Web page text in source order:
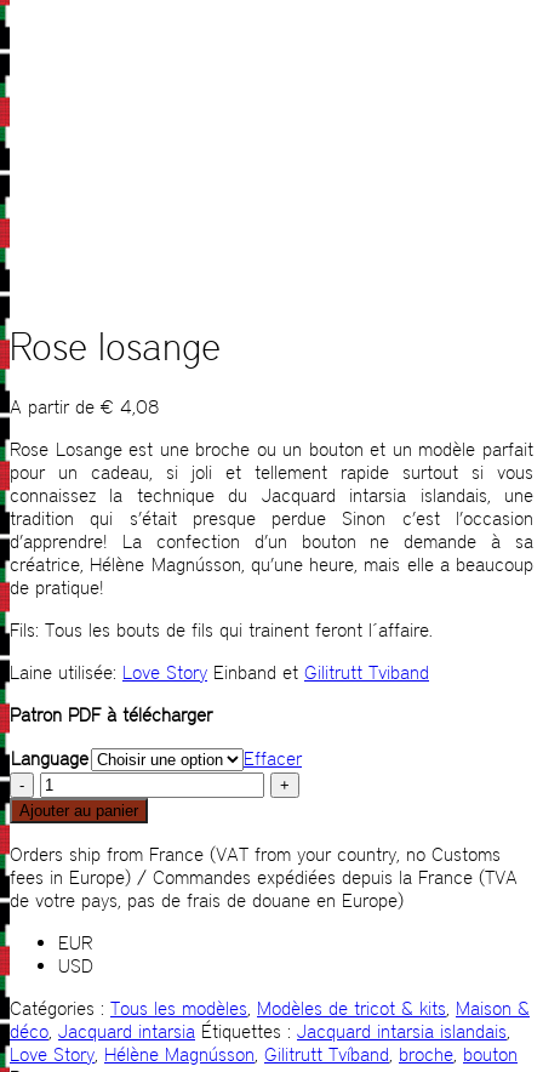
Rose losange
A partir de € 4,08
Rose Losange est une broche ou un bouton et un modèle parfait
pour un cadeau, si joli et tellement rapide surtout si vous
connaissez la technique du Jacquard intarsia islandais, une
tradition qui s’était presque perdue Sinon c’est l’occasion
d’apprendre! La confection d’un bouton ne demande à sa
créatrice, Hélène Magnússon, qu’une heure, mais elle a beaucoup
de pratique!
Fils: Tous les bouts de fils qui trainent feront l´affaire.
Laine utilisée: Love Story Einband et Gilitrutt Tviband
Patron PDF à télécharger
Language
Effacer
quantité
de
Rose
losange
Ajouter au panier
Orders ship from France (VAT from your country, no Customs
fees in Europe) / Commandes expédiées depuis la France (TVA
de votre pays, pas de frais de douane en Europe)
EUR
USD
Catégories : Tous les modèles, Modèles de tricot & kits, Maison &
déco, Jacquard intarsia Étiquettes : Jacquard intarsia islandais,
Love Story, Hélène Magnússon, Gilitrutt Tvíband, broche, bouton